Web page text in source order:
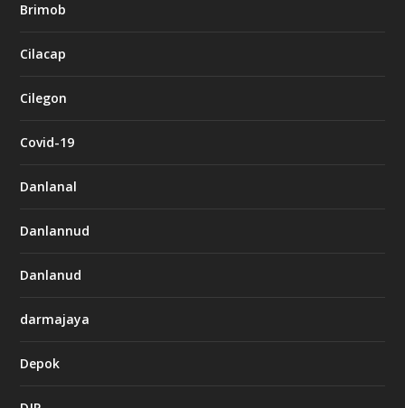
Brimob
Cilacap
Cilegon
Covid-19
Danlanal
Danlannud
Danlanud
darmajaya
Depok